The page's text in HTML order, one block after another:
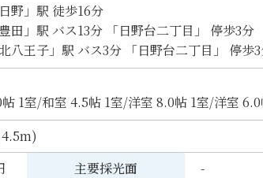
野」駅 徒歩16分
田」駅 バス13分 「日野台二丁目」 停歩3分
八王子」駅 バス3分 「日野台二丁目」 停歩
1室/和室 4.5帖 1室/洋室 8.0帖 1室/洋室
主要採光面 -